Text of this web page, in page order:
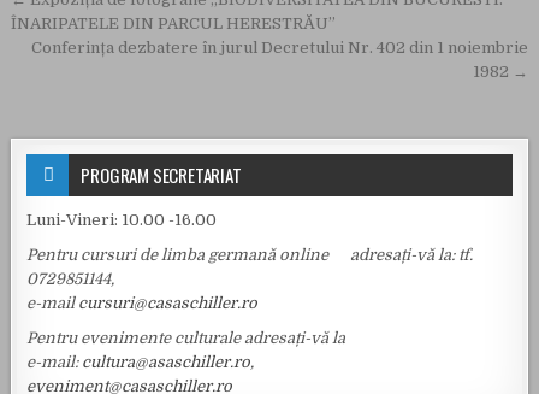
ÎNARIPATELE DIN PARCUL HERESTRĂU”
Conferința dezbatere în jurul Decretului Nr. 402 din 1 noiembrie
1982 →
PROGRAM SECRETARIAT
Luni-Vineri: 10.00 -16.00
Pentru cursuri de limba germană online adresați-vă la: tf.
0729851144,
e-mail cursuri@casaschiller.ro
Pentru evenimente culturale adresați-vă la
e-mail: cultura@asaschiller.ro,
eveniment@casaschiller.ro